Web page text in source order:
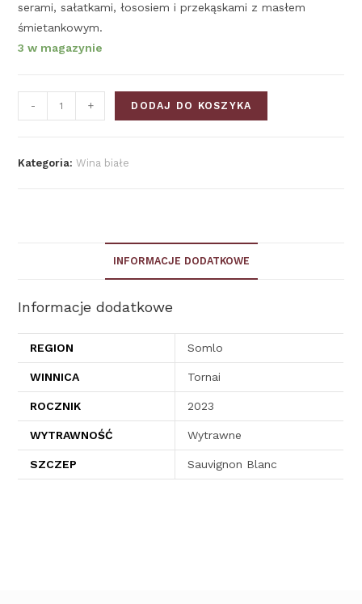
serami, sałatkami, łososiem i przekąskami z masłem
śmietankowym.
3 w magazynie
- + DODAJ DO KOSZYKA
Kategoria:Wina białe
INFORMACJE DODATKOWE
Informacje dodatkowe
REGION Somlo
WINNICA Tornai
ROCZNIK 2023
WYTRAWNOŚĆ Wytrawne
SZCZEP Sauvignon Blanc